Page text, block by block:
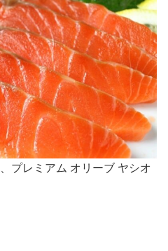
プレミアム オリーブ ヤシオ